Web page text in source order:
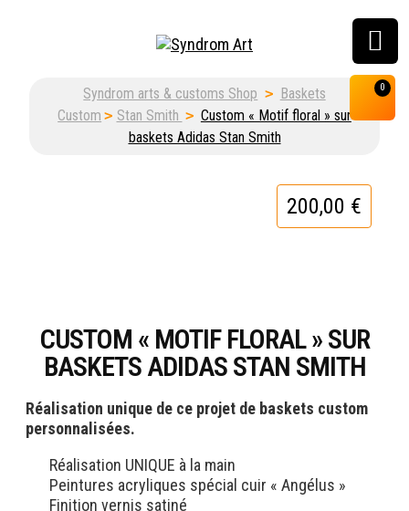
0
Customisation, graffiti
& street art shop
Syndrom arts & customs Shop > Baskets
Custom > Stan Smith > Custom « Motif floral » sur
baskets Adidas Stan Smith
CUSTOM « MOTIF FLORAL » SUR
BASKETS ADIDAS STAN SMITH
200,00 €
Réalisation unique de ce projet de baskets custom
personnalisées.
Réalisation UNIQUE à la main
Peintures acryliques spécial cuir « Angélus »
Finition vernis satiné